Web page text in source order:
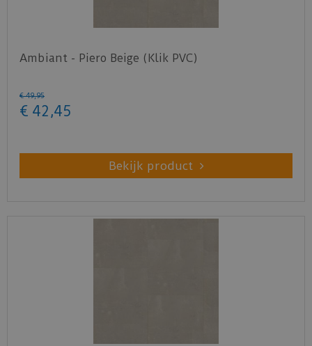
Ambiant - Piero Beige (Klik PVC)
€ 49,95
€ 42 ,45
Bekijk product